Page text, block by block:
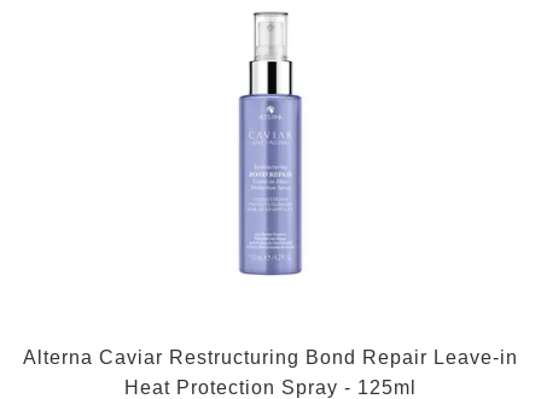
Alterna Caviar Restructuring Bond Repair Leave-in
Heat Protection Spray - 125ml